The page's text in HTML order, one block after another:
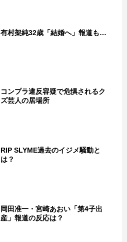
有村架純32歳「結婚へ」報道も…
コンプラ違反容疑で危惧されるク
ズ芸人の居場所
RIP SLYME過去のイジメ騒動と
は？
岡田准一・宮崎あおい「第4子出
産」報道の反応は？